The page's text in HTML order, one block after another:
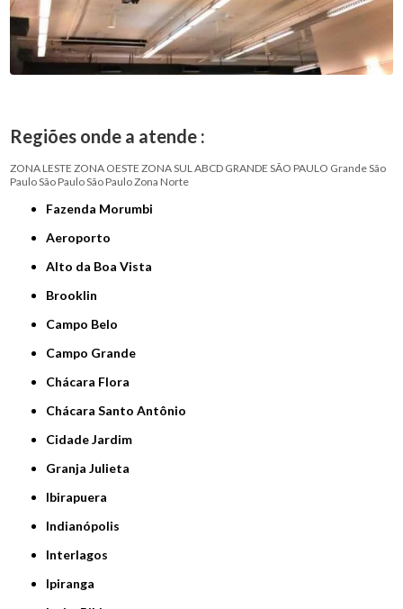
Regiões onde a atende :
ZONA LESTE ZONA OESTE ZONA SUL ABCD GRANDE SÃO PAULO Grande São
PauloSão PauloSão PauloZona Norte
Fazenda Morumbi
Aeroporto
Alto da Boa Vista
Brooklin
Campo Belo
Campo Grande
Chácara Flora
Chácara Santo Antônio
Cidade Jardim
Granja Julieta
Ibirapuera
Indianópolis
Interlagos
Ipiranga